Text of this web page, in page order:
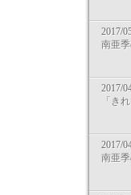
2017/
南亜
2017/
「き
2017/
南亜